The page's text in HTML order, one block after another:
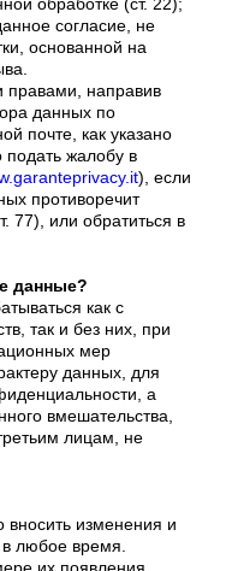
согласие, не
основанной на
правами, направив
данных по
почте, как указано
жалобу в
), если
противоречит
77), или обратиться в
данные?
как с
так и без них, при
мер
данных, для
а
вмешательства,
лицам, не
вносить изменения и
любое время.